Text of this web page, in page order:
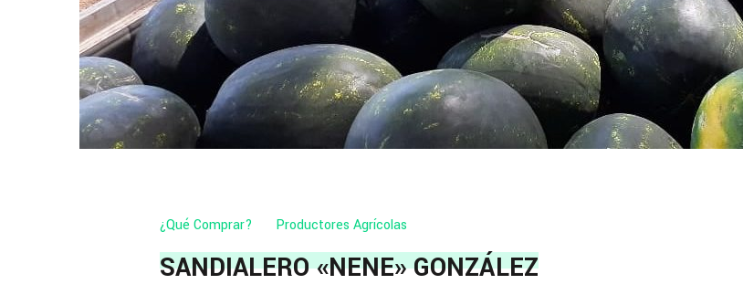
¿Qué Comprar? Productores Agrícolas
SANDIALERO «NENE» GONZÁLEZ